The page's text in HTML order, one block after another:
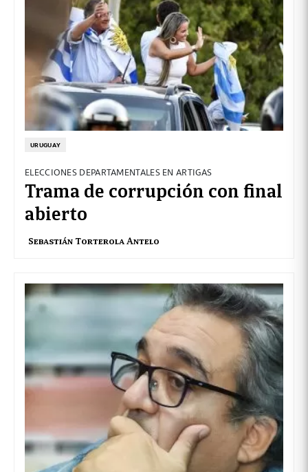
URUGUAY
ELECCIONES DEPARTAMENTALES EN ARTIGAS
Trama de corrupción con final
abierto
Sebastián Torterola Antelo